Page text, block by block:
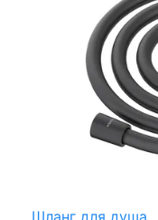
Шланг для душа